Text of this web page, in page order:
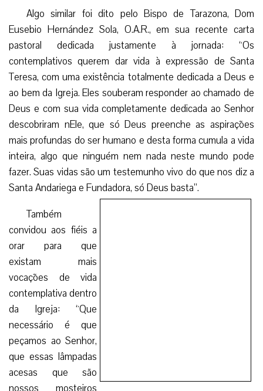
Algo similar foi dito pelo Bispo de Tarazona, Dom
Eusebio Hernández Sola, O.A.R., em sua recente carta
pastoral dedicada justamente à jornada: “Os
contemplativos querem dar vida à expressão de Santa
Teresa, com uma existência totalmente dedicada a Deus e
ao bem da Igreja. Eles souberam responder ao chamado de
Deus e com sua vida completamente dedicada ao Senhor
descobriram nEle, que só Deus preenche as aspirações
mais profundas do ser humano e desta forma cumula a vida
inteira, algo que ninguém nem nada neste mundo pode
fazer. Suas vidas são um testemunho vivo do que nos diz a
Santa Andariega e Fundadora, só Deus basta”.
Também convidou aos fiéis a orar para que existam
mais vocações de vida contemplativa dentro da Igreja:
“Que necessário é que peçamos ao Senhor, que essas
lâmpadas acesas que são nossos mosteiros sejam
abençoados pelo Senhor com novas vocações! Os
mosteiros em uma Diocese são uma grande riqueza
espiritual que a partir do silêncio e a entrega tanto nos
oferecem”.
Por sua vez, para Dom Ginés García Beltrán, Bispo de
Guadix, que também falou sobre a jornada em sua última
carta pastoral, “os contemplativos na Igreja nos recordam